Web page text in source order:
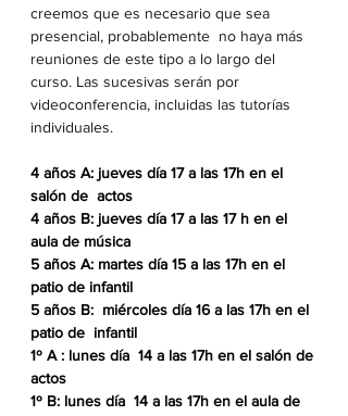
creemos que es necesario que sea
presencial, probablemente  no haya más
reuniones de este tipo a lo largo del
curso. Las sucesivas serán por
videoconferencia, incluidas las tutorías
individuales.
4 años A: jueves día 17 a las 17h en el
salón de  actos
4 años B: jueves día 17 a las 17 h en el
aula de música
5 años A: martes día 15 a las 17h en el
patio de infantil
5 años B:  miércoles día 16 a las 17h en el
patio de  infantil
1º A : lunes día  14 a las 17h en el salón de
actos
1º B: lunes día  14 a las 17h en el aula de